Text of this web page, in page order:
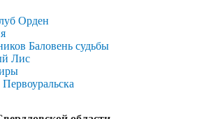
Орден
Баловень судьбы
Лис